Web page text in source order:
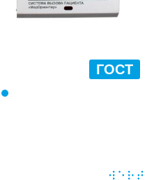
ГОСТ